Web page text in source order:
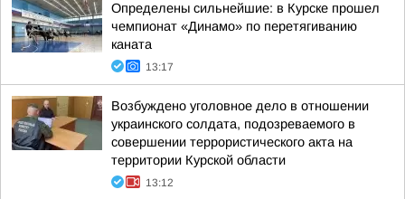
Определены сильнейшие: в Курске прошел
чемпионат «Динамо» по перетягиванию
каната
13:17
Возбуждено уголовное дело в отношении
украинского солдата, подозреваемого в
совершении террористического акта на
территории Курской области
13:12